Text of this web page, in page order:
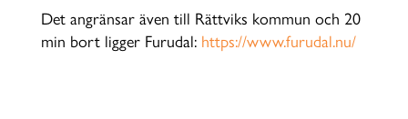
Det angränsar även till Rättviks kommun och 20
min bort ligger Furudal: https://www.furudal.nu/